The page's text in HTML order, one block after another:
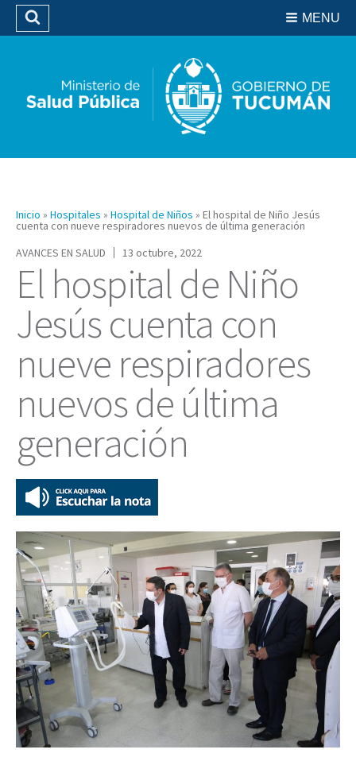
Biblioteca
MENU
Buscar
Inicio » Hospitales » Hospital de Niños » El hospital de Niño Jesús
cuenta con nueve respiradores nuevos de última generación
AVANCES EN SALUD
13 octubre, 2022
El hospital de Niño
Jesús cuenta con
nueve respiradores
nuevos de última
generación